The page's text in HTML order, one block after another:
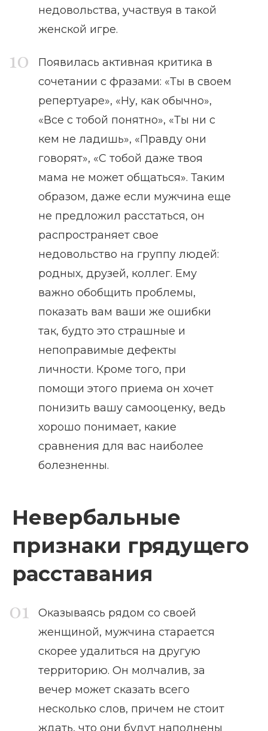
недовольства, участвуя в такой
женской игре.
Появилась активная критика в
сочетании с фразами: «Ты в своем
репертуаре», «Ну, как обычно»,
«Все с тобой понятно», «Ты ни с
кем не ладишь», «Правду они
говорят», «С тобой даже твоя
мама не может общаться». Таким
образом, даже если мужчина еще
не предложил расстаться, он
распространяет свое
недовольство на группу людей:
родных, друзей, коллег. Ему
важно обобщить проблемы,
показать вам ваши же ошибки
так, будто это страшные и
непоправимые дефекты
личности. Кроме того, при
помощи этого приема он хочет
понизить вашу самооценку, ведь
хорошо понимает, какие
сравнения для вас наиболее
болезненны.
Невербальные
признаки грядущего
расставания
Оказываясь рядом со своей
женщиной, мужчина старается
скорее удалиться на другую
территорию. Он молчалив, за
вечер может сказать всего
несколько слов, причем не стоит
ждать, что они будут наполнены